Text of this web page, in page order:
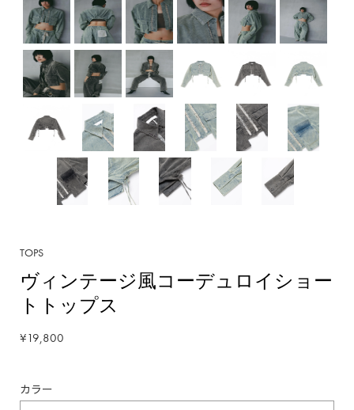
TOPS
ヴィンテージ風コーデュロイショー
トトップス
¥19,800
カラー